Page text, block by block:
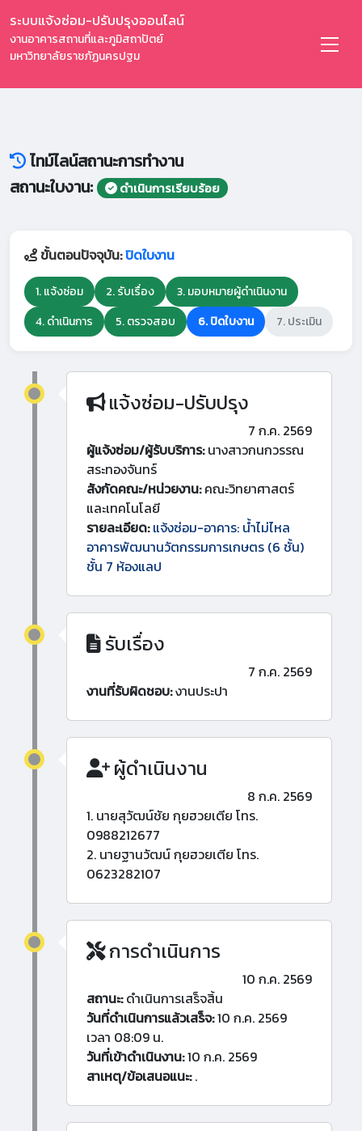
ระบบแจ้งซ่อม-ปรับปรุงออนไลน์
งานอาคารสถานที่และภูมิสถาปัตย์
มหาวิทยาลัยราชภัฏนครปฐม
ไทม์ไลน์สถานะการทำงาน
สถานะใบงาน:
ดำเนินการเรียบร้อย
ขั้นตอนปัจจุบัน:ปิดใบงาน
1. แจ้งซ่อม 2. รับเรื่อง
3. มอบหมายผู้ดำเนินงาน
4. ดำเนินการ
5. ตรวจสอบ 6. ปิดใบงาน 7. ประเมิน
แจ้งซ่อม-ปรับปรุง
7 ก.ค. 2569
ผู้แจ้งซ่อม/ผู้รับบริการ:นางสาวกนกวรรณ
สระทองจันทร์
สังกัดคณะ/หน่วยงาน:คณะวิทยาศาสตร์
และเทคโนโลยี
รายละเอียด: แจ้งซ่อม-อาคาร: น้ำไม่ไหล
อาคารพัฒนานวัตกรรมการเกษตร (6 ชั้น)
ชั้น 7 ห้องแลป
รับเรื่อง
7 ก.ค. 2569
งานที่รับผิดชอบ:งานประปา
ผู้ดำเนินงาน
8 ก.ค. 2569
1. นายสุวัฒน์ชัย กุยฮวยเตีย โทร.
0988212677
2. นายฐานวัฒน์ กุยฮวยเตีย โทร.
0623282107
การดำเนินการ
10 ก.ค. 2569
สถานะ:ดำเนินการเสร็จสิ้น
วันที่ดำเนินการแล้วเสร็จ:10 ก.ค. 2569
เวลา 08:09 น.
วันที่เข้าดำเนินงาน:10 ก.ค. 2569
สาเหตุ/ข้อเสนอแนะ:.